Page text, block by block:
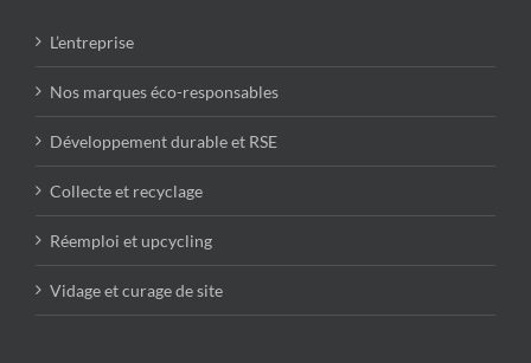
L’entreprise
Nos marques éco-responsables
Développement durable et RSE
Collecte et recyclage
Réemploi et upcycling
Vidage et curage de site